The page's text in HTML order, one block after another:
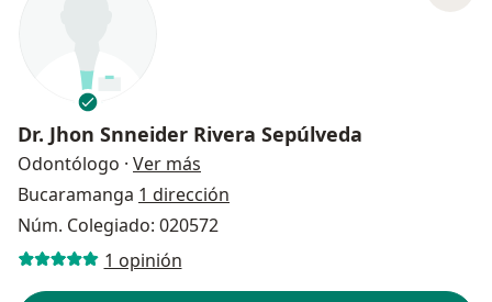
Dr. Jhon Snneider Rivera Sepúlveda
Odontólogo · Ver más
Bucaramanga 1 dirección
Núm. Colegiado: 020572
1 opinión